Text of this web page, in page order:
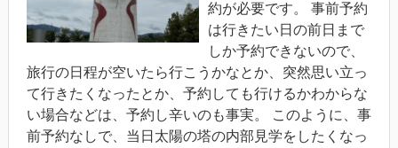
約が必要です。 事前予約
は行きたい日の前日まで
しか予約できないので、
旅行の日程が空いたら行こうかなとか、突然思い立っ
て行きたくなったとか、予約しても行けるかわからな
い場合などは、予約し辛いのも事実。 このように、事
前予約なしで、当日太陽の塔の内部見学をしたくなっ